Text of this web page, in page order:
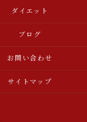
ダイエット
ブログ
お問い合わせ
サイトマップ